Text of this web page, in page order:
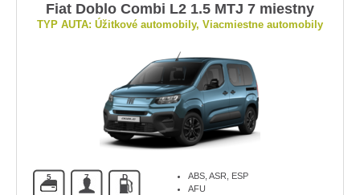
Fiat Doblo Combi L2 1.5 MTJ 7 miestny
TYP AUTA: Úžitkové automobily, Viacmiestne automobily
5 7 D
ABS, ASR, ESP
AFU